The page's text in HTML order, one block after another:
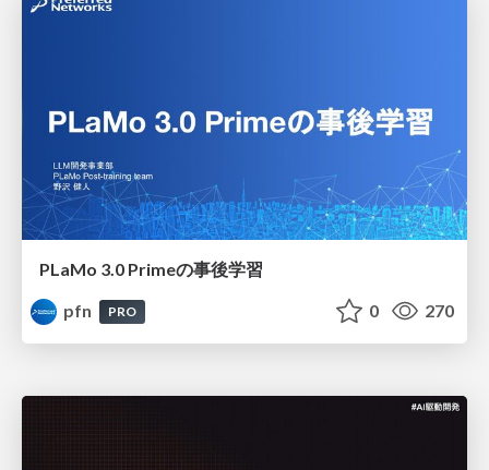
PLaMo 3.0 Primeの事後学習
pfn
PRO 0 270